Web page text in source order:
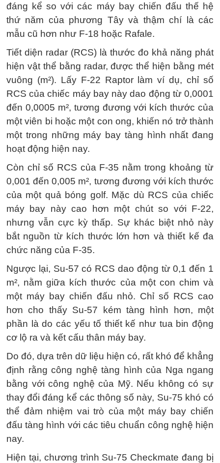
đáng kể so với các máy bay chiến đấu thế hệ
thứ năm của phương Tây và thậm chí là các
mẫu cũ hơn như F-18 hoặc Rafale.
Tiết diện radar (RCS) là thước đo khả năng phát
hiện vật thể bằng radar, được thể hiện bằng mét
vuông (m²). Lấy F-22 Raptor làm ví dụ, chỉ số
RCS của chiếc máy bay này dao động từ 0,0001
đến 0,0005 m², tương đương với kích thước của
một viên bi hoặc một con ong, khiến nó trở thành
một trong những máy bay tàng hình nhất đang
hoạt động hiện nay.
Còn chỉ số RCS của F-35 nằm trong khoảng từ
0,001 đến 0,005 m², tương đương với kích thước
của một quả bóng golf. Mặc dù RCS của chiếc
máy bay này cao hơn một chút so với F-22,
nhưng vẫn cực kỳ thấp. Sự khác biệt nhỏ này
bắt nguồn từ kích thước lớn hơn và thiết kế đa
chức năng của F-35.
Ngược lại, Su-57 có RCS dao động từ 0,1 đến 1
m², nằm giữa kích thước của một con chim và
một máy bay chiến đấu nhỏ. Chỉ số RCS cao
hơn cho thấy Su-57 kém tàng hình hơn, một
phần là do các yếu tố thiết kế như tua bin động
cơ lộ ra và kết cấu thân máy bay.
Do đó, dựa trên dữ liệu hiện có, rất khó để khẳng
định rằng công nghệ tàng hình của Nga ngang
bằng với công nghệ của Mỹ. Nếu không có sự
thay đổi đáng kể các thông số này, Su-75 khó có
thể đảm nhiệm vai trò của một máy bay chiến
đấu tàng hình với các tiêu chuẩn công nghệ hiện
nay.
Hiện tại, chương trình Su-75 Checkmate đang bị